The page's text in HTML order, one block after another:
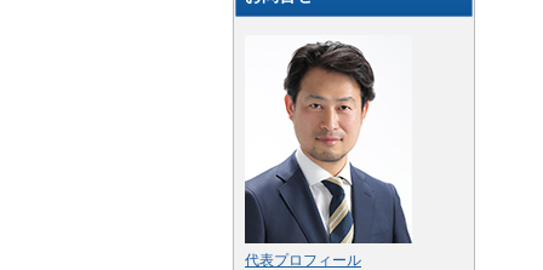
代表プロフィール